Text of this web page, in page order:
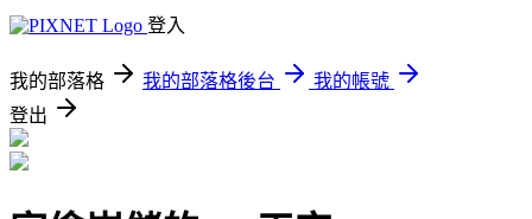
登入
我的部落格 我的部落格後台
我的帳號
登出